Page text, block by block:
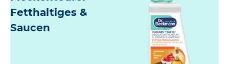
Fetthaltiges &
Saucen